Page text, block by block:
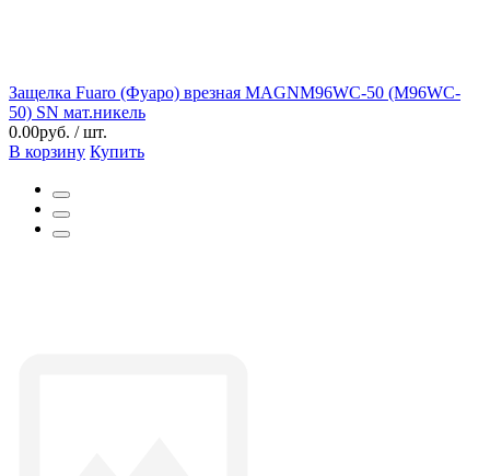
Защелка Fuaro (Фуаро) врезная MAGNM96WC-50 (M96WC-
50) SN мат.никель
0.00руб. / шт.
В корзину Купить